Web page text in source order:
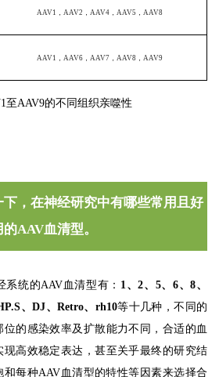
AAV1，AAV2，AAV4，AAV5，AAV8
AAV1，AAV6，AAV7，AAV8，AAV9
至AAV9的不同组织亲噬性
，在神经研究中有哪些常用且好
的AAV血清型。
统的AAV血清型有： 1、2、5、6、8、
、DJ、Retro、rh10等十几种，不同的
位的感染效率及扩散能力不同，合适的血
高效稳定表达，甚至关乎最终的研究结
每种AAV血清型的特性等因素来选择合